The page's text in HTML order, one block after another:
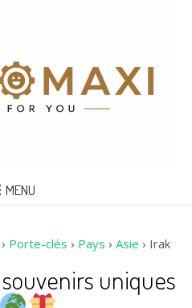
MENU
› Porte-clés › Pays › Asie › Irak
uniques